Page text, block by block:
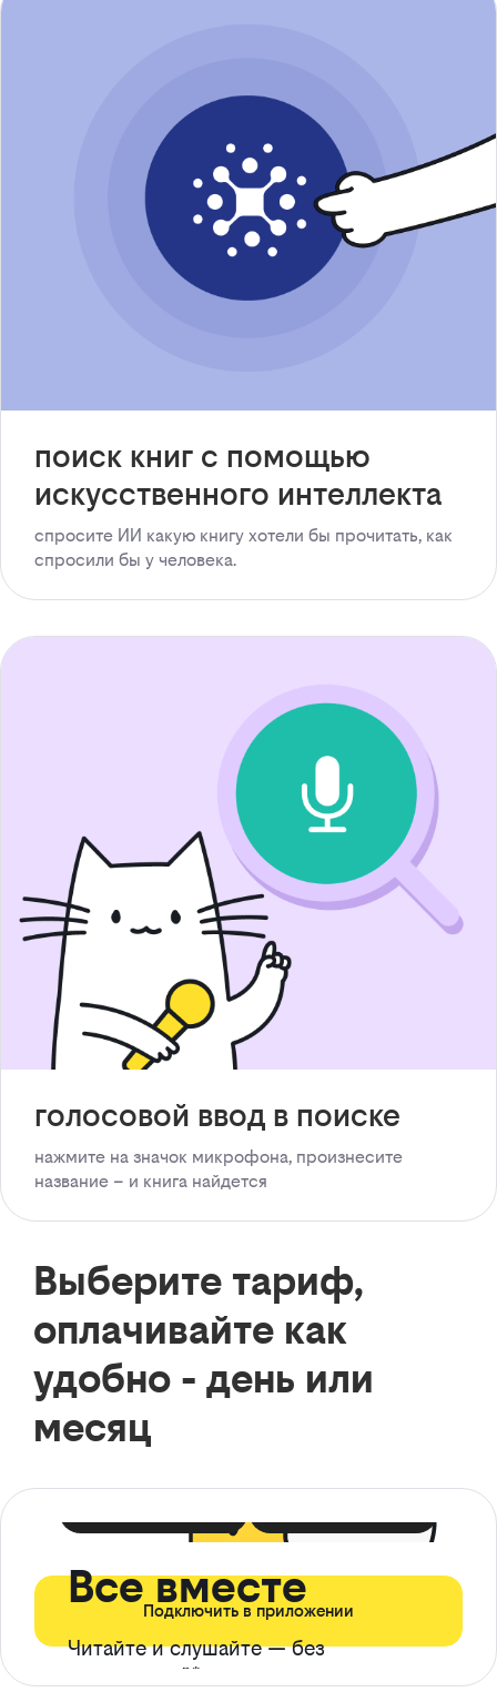
поиск книг с помощью
искусственного интеллекта
спросите ИИ какую книгу хотели бы прочитать, как
спросили бы у человека.
голосовой ввод в поиске
нажмите на значок микрофона, произнесите
название – и книга найдется
Выберите тариф,
оплачивайте как
удобно - день или
месяц
Все вместе
Читайте и слушайте — без
ограничений*
Подключить в приложении